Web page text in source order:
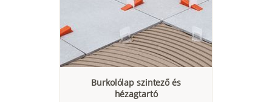
Burkolólap szintező és
hézagtartó